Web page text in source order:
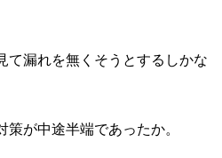
て漏れを無くそうとするしかな
策が中途半端であったか。